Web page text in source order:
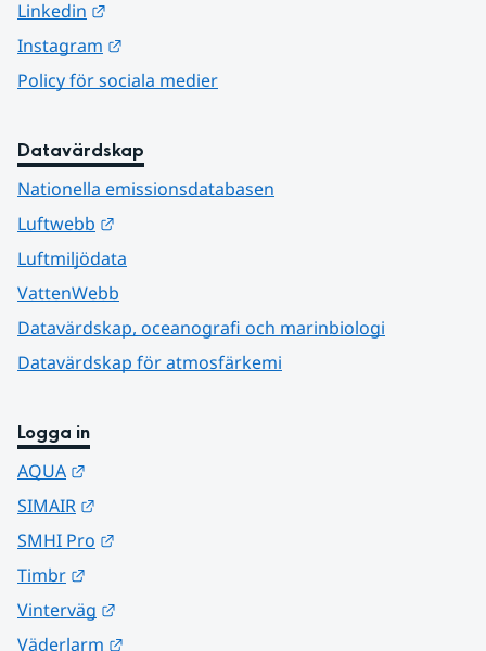
Linkedin
Instagram
Policy för sociala medier
Datavärdskap
Nationella emissionsdatabasen
Luftwebb
Luftmiljödata
VattenWebb
Datavärdskap, oceanografi och marinbiologi
Datavärdskap för atmosfärkemi
Logga in
AQUA
SIMAIR
SMHI Pro
Timbr
Vinterväg
Väderlarm